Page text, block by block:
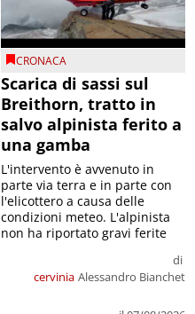
CRONACA
Scarica di sassi sul
Breithorn, tratto in
salvo alpinista ferito a
una gamba
cervinia
di
Alessandro Bianchet
L'intervento è avvenuto in
parte via terra e in parte con
l'elicottero a causa delle
condizioni meteo. L'alpinista
non ha riportato gravi ferite